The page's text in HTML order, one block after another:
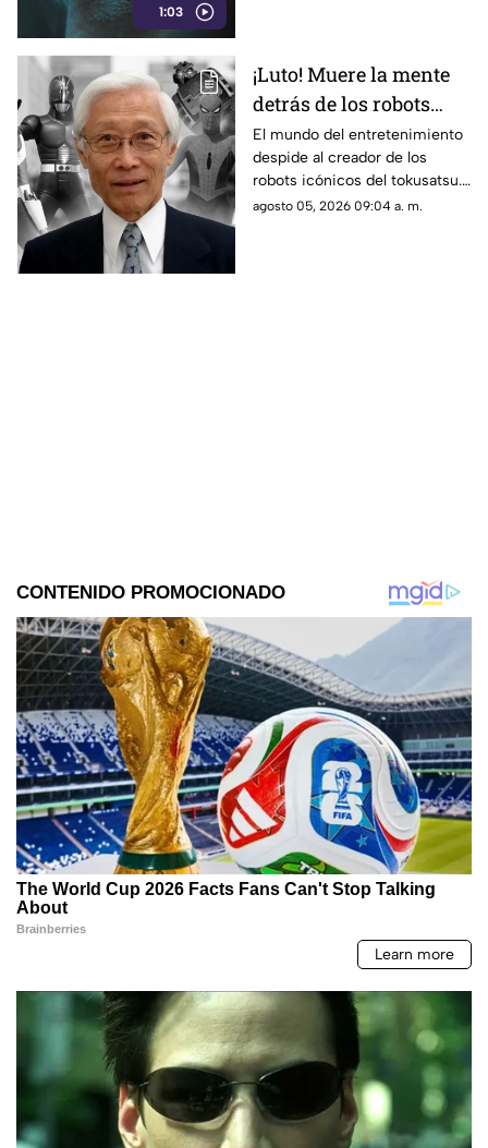
1:03
¡Luto! Muere la mente
detrás de los robots
icónicos del tokusatsu
y los Power Rangers
El mundo del entretenimiento
despide al creador de los
robots icónicos del tokusatsu.
Su trabajo revolucionó series
agosto 05, 2026 09:04 a. m.